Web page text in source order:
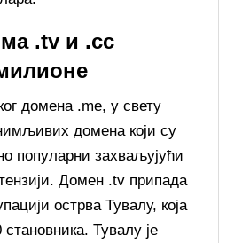
.tv и .cc
домена .me, у свету
домена који су
популарни захваљујући
Домен .tv припада
острва Тувалу, која
становника. Тувалу је